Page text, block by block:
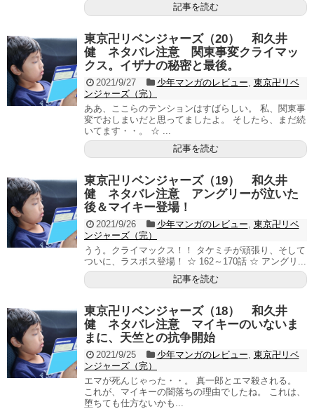
記事を読む
東京卍リベンジャーズ（20） 和久井
健 ネタバレ注意 関東事変クライマッ
クス。イザナの秘密と最後。
2021/9/27 少年マンガのレビュー 東京卍リベ
ンジャーズ（完）
ああ、ここらのテンションはすばらしい。 私、関東事
変でおしまいだと思ってましたよ。 そしたら、まだ続
いてます・・。 ☆ ...
記事を読む
東京卍リベンジャーズ（19） 和久井
健 ネタバレ注意 アングリーが泣いた
後＆マイキー登場！
2021/9/26 少年マンガのレビュー 東京卍リベ
ンジャーズ（完）
うう。クライマックス！！ タケミチが頑張り、そして
ついに、ラスボス登場！ ☆ 162～170話 ☆ アングリ...
記事を読む
東京卍リベンジャーズ（18） 和久井
健 ネタバレ注意 マイキーのいないま
まに、天竺との抗争開始
2021/9/25 少年マンガのレビュー 東京卍リベ
ンジャーズ（完）
エマが死んじゃった・・。 真一郎とエマ殺される。
これが、マイキーの闇落ちの理由でしたね。 これは、
堕ちても仕方ないかも...